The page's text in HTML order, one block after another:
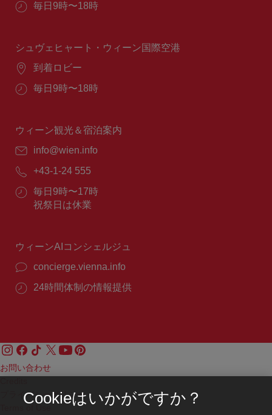
営
間：
毎日9時〜18時
シュヴェヒャート・ウィーン国際空港
場
到着ロビー
営
間：
毎日9時〜18時
ウィーン観光＆宿泊案内
E
ー
ル：
info@wien.info
電
番
号：
+43-1-24 555
営
業
毎日9時〜17時
祝祭日は休業
ウィーンAIコンシェルジュ
concierge.vienna.info
24時間体制の情報提供
お問い合わせ
プライバシーポリシー
Cookieはいかがですか？